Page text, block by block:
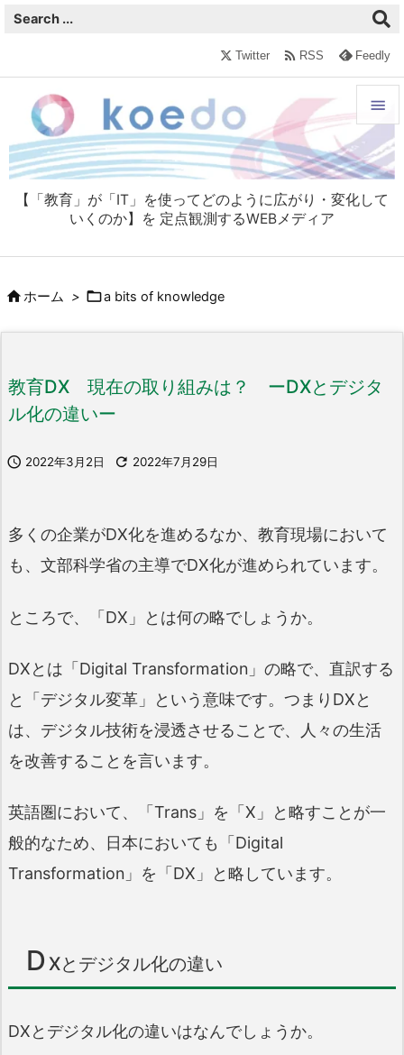
【「教育」が「IT」を使ってどのように広がり・変化して
いくのか】を 定点観測するWEBメディア


メニュ

Twitter  RSS Feedly
ホーム > a bits of knowledge
教育DX 現在の取り組みは？ ーDXとデジタ
ル化の違いー
 2022年3月2日  2022年7月29日
多くの企業がDX化を進めるなか、教育現場において
も、文部科学省の主導でDX化が進められています。
ところで、「DX」とは何の略でしょうか。
DXとは「Digital Transformation」の略で、直訳する
と「デジタル変革」という意味です。つまりDXと
は、デジタル技術を浸透させることで、人々の生活
を改善することを言います。
英語圏において、「Trans」を「X」と略すことが一
般的なため、日本においても「Digital
Transformation」を「DX」と略しています。
D Xとデジタル化の違い
DXとデジタル化の違いはなんでしょうか。